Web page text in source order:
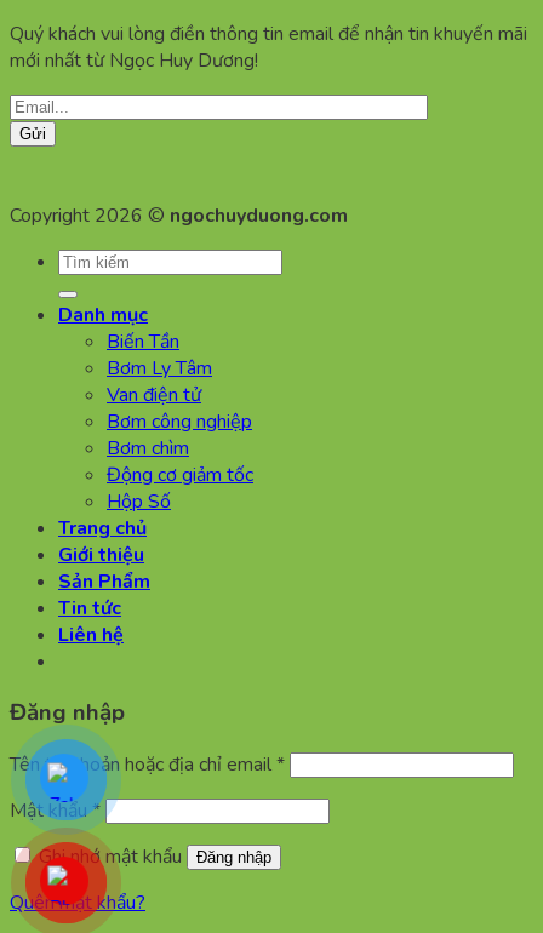
Quý khách vui lòng điền thông tin email để nhận tin khuyến mãi
mới nhất từ Ngọc Huy Dương!
Copyright 2026 © ngochuyduong.com
Tìm
kiếm:
Danh mục
Biến Tần
Bơm Ly Tâm
Van điện tử
Bơm công nghiệp
Bơm chìm
Động cơ giảm tốc
Hộp Số
Trang chủ
Giới thiệu
Sản Phẩm
Tin tức
Liên hệ
Đăng nhập
Tên tài khoản hoặc địa chỉ email*Bắt
Mật khẩu*Bắt
buộc
Ghi nhớ mật khẩu Đăng nhập
Quên mật khẩu?